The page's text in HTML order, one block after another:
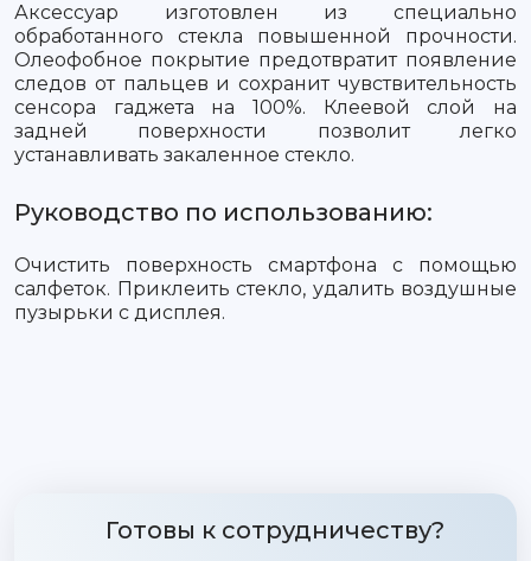
Аксессуар изготовлен из специально
обработанного стекла повышенной прочности.
Олеофобное покрытие предотвратит появление
следов от пальцев и сохранит чувствительность
сенсора гаджета на 100%. Клеевой слой на
задней поверхности позволит легко
устанавливать закаленное стекло.
Руководство по использованию:
Очистить поверхность смартфона с помощью
салфеток. Приклеить стекло, удалить воздушные
пузырьки с дисплея.
Готовы к сотрудничеству?